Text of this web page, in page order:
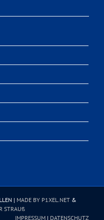
| MADE BY P1XEL.NET&
STRAUß
IMPRESSUM | DATENSCHUTZ